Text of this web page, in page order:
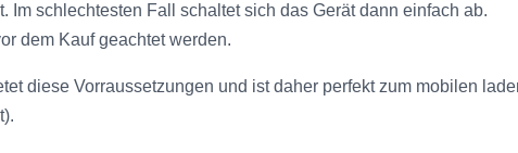
Im schlechtesten Fall schaltet sich das Gerät dann einfach ab.
dem Kauf geachtet werden.
diese Vorraussetzungen und ist daher perfekt zum mobilen